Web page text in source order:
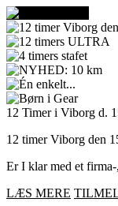
12 Timer i Viborg d.
12 timer Viborg den
Er I klar med et
LÆS MERE